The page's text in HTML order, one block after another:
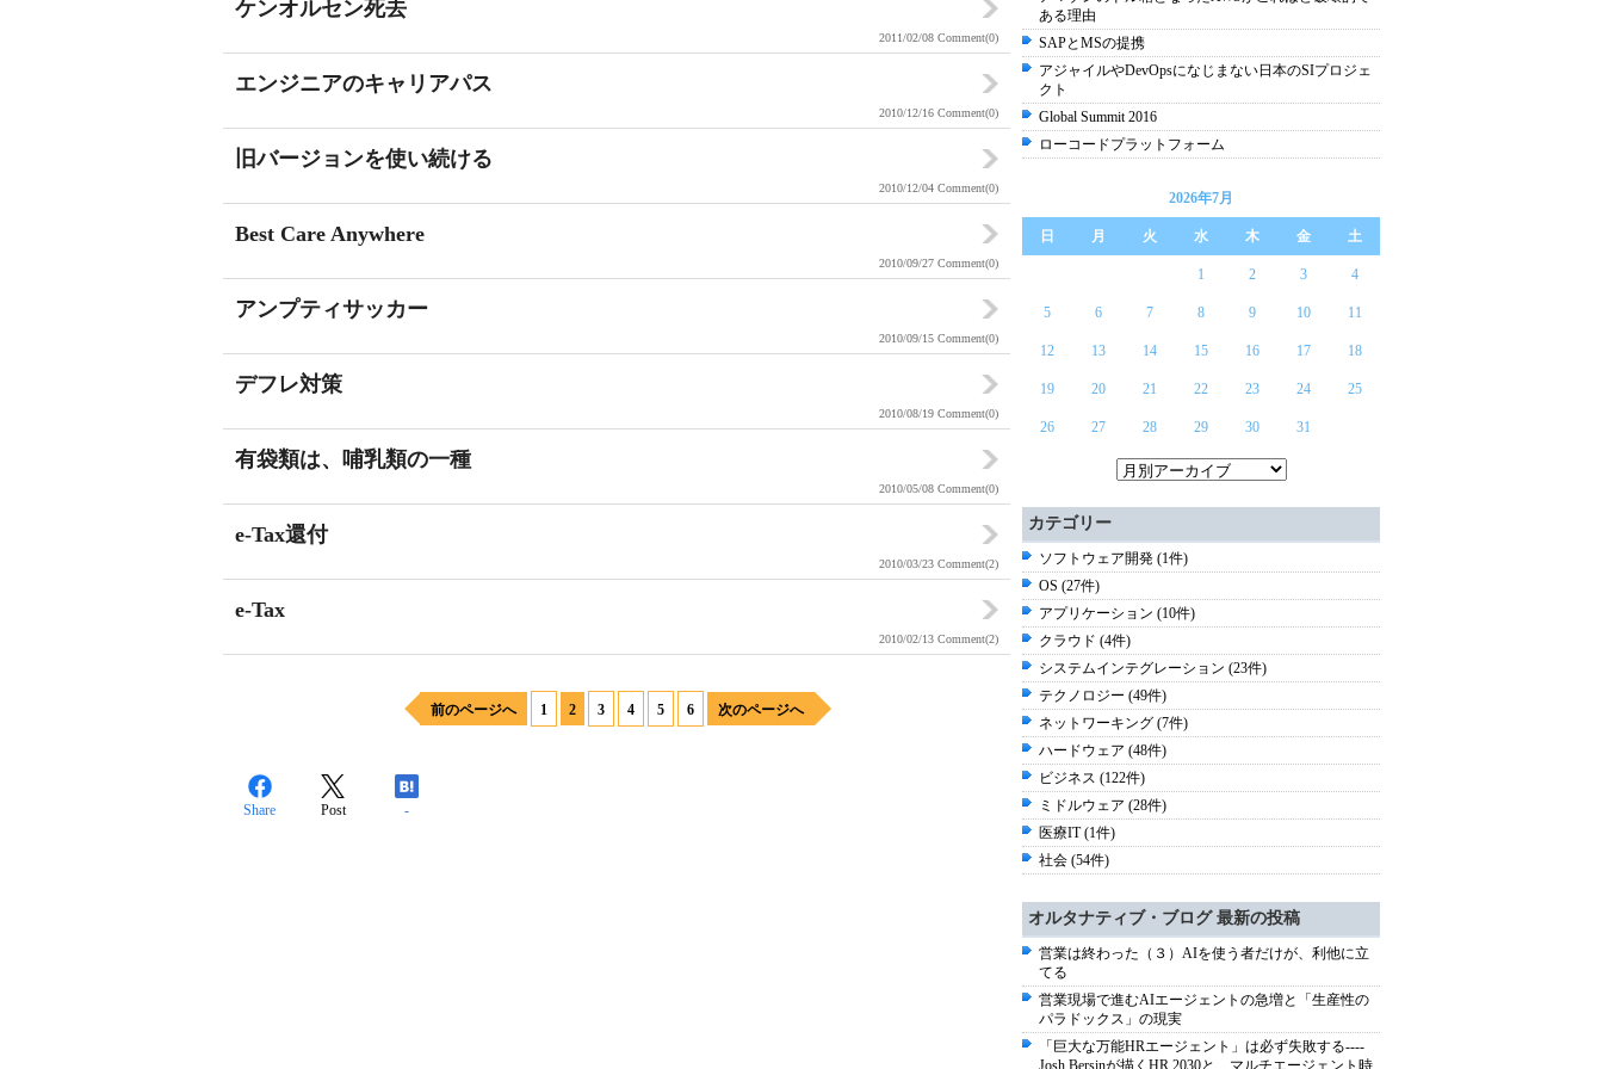
ケンオルセン死去
2011/02/08 Comment(0)
エンジニアのキャリアパス
2010/12/16 Comment(0)
旧バージョンを使い続ける
2010/12/04 Comment(0)
Best Care Anywhere
2010/09/27 Comment(0)
アンプティサッカー
2010/09/15 Comment(0)
デフレ対策
2010/08/19 Comment(0)
有袋類は、哺乳類の一種
2010/05/08 Comment(0)
e-Tax還付
2010/03/23 Comment(2)
e-Tax
2010/02/13 Comment(2)
前のページへ 1 2 3 4 5 6 次のページへ
Share Post -
ある理由
SAPとMSの提携
アジャイルやDevOpsになじまない日本のSIプロジェ
クト
Global Summit 2016
ローコードプラットフォーム
2026年7月
日 月 火 水 木 金 土
1 2 3 4
5 6 7 8 9 10 11
12 13 14 15 16 17 18
19 20 21 22 23 24 25
26 27 28 29 30 31
カテゴリー
ソフトウェア開発 (1件)
OS (27件)
アプリケーション (10件)
クラウド (4件)
システムインテグレーション (23件)
テクノロジー (49件)
ネットワーキング (7件)
ハードウェア (48件)
ビジネス (122件)
ミドルウェア (28件)
医療IT (1件)
社会 (54件)
オルタナティブ・ブログ 最新の投稿
営業は終わった（３）AIを使う者だけが、利他に立
てる
営業現場で進むAIエージェントの急増と「生産性の
パラドックス」の現実
「巨大な万能HRエージェント」は必ず失敗する----
Josh Bersinが描くHR 2030と、マルチエージェント時